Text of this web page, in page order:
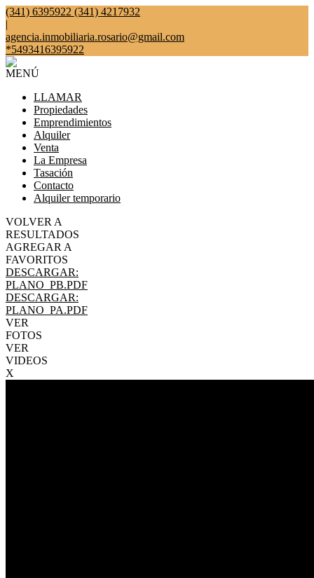
(341) 6395922 (341) 4217932
|
agencia.inmobiliaria.rosario@gmail.com
*5493416395922
MENÚ
LLAMAR
Propiedades
Emprendimientos
Alquiler
Venta
La Empresa
Tasación
Contacto
Alquiler temporario
VOLVER A
RESULTADOS
AGREGAR A
FAVORITOS
DESCARGAR:
PLANO_PB.PDF
DESCARGAR:
PLANO_PA.PDF
VER
FOTOS
VER
VIDEOS
X